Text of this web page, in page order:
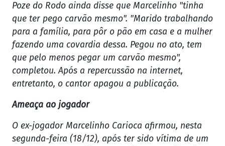
Poze do Rodo ainda disse que Marcelinho "tinha
que ter pego carvão mesmo". "Marido trabalhando
para a família, para pôr o pão em casa e a mulher
fazendo uma covardia dessa. Pegou no ato, tem
que pelo menos pegar um carvão mesmo",
completou. Após a repercussão na internet,
entretanto, o cantor apagou a publicação.
Ameaça ao jogador
O ex-jogador Marcelinho Carioca afirmou, nesta
segunda-feira (18/12), após ter sido vítima de um